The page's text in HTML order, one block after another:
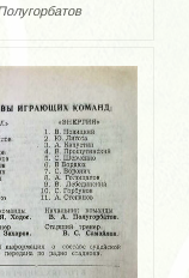
ветеранов 2010